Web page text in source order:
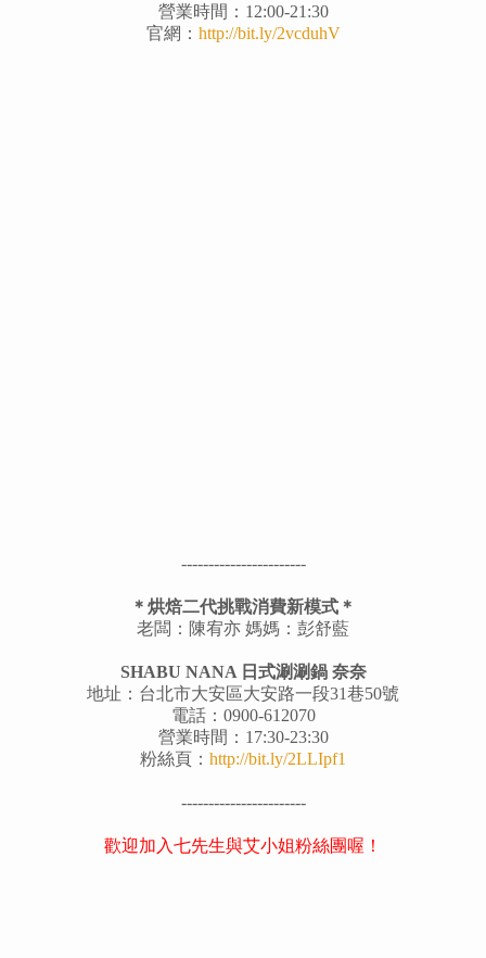
營業時間：12:00-21:30
官網： http://bit.ly/2vcduhV
-----------------------
＊烘焙二代挑戰消費新模式＊
老闆：陳宥亦 媽媽：彭舒藍
SHABU NANA 日式涮涮鍋 奈奈
地址：台北市大安區大安路一段31巷50號
電話：0900-612070
營業時間：17:30-23:30
粉絲頁： http://bit.ly/2LLIpf1
-----------------------
歡迎加入七先生與艾小姐粉絲團喔！